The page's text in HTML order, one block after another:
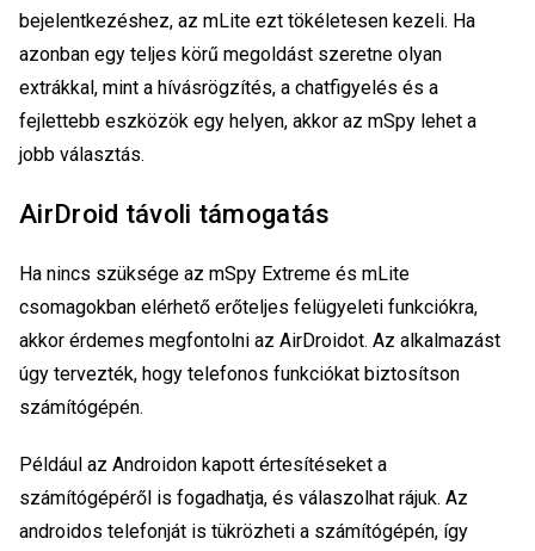
bejelentkezéshez, az mLite ezt tökéletesen kezeli. Ha
azonban egy teljes körű megoldást szeretne olyan
extrákkal, mint a hívásrögzítés, a chatfigyelés és a
fejlettebb eszközök egy helyen, akkor az mSpy lehet a
jobb választás.
AirDroid távoli támogatás
Ha nincs szüksége az mSpy Extreme és mLite
csomagokban elérhető erőteljes felügyeleti funkciókra,
akkor érdemes megfontolni az AirDroidot. Az alkalmazást
úgy tervezték, hogy telefonos funkciókat biztosítson
számítógépén.
Például az Androidon kapott értesítéseket a
számítógépéről is fogadhatja, és válaszolhat rájuk. Az
androidos telefonját is tükrözheti a számítógépén, így